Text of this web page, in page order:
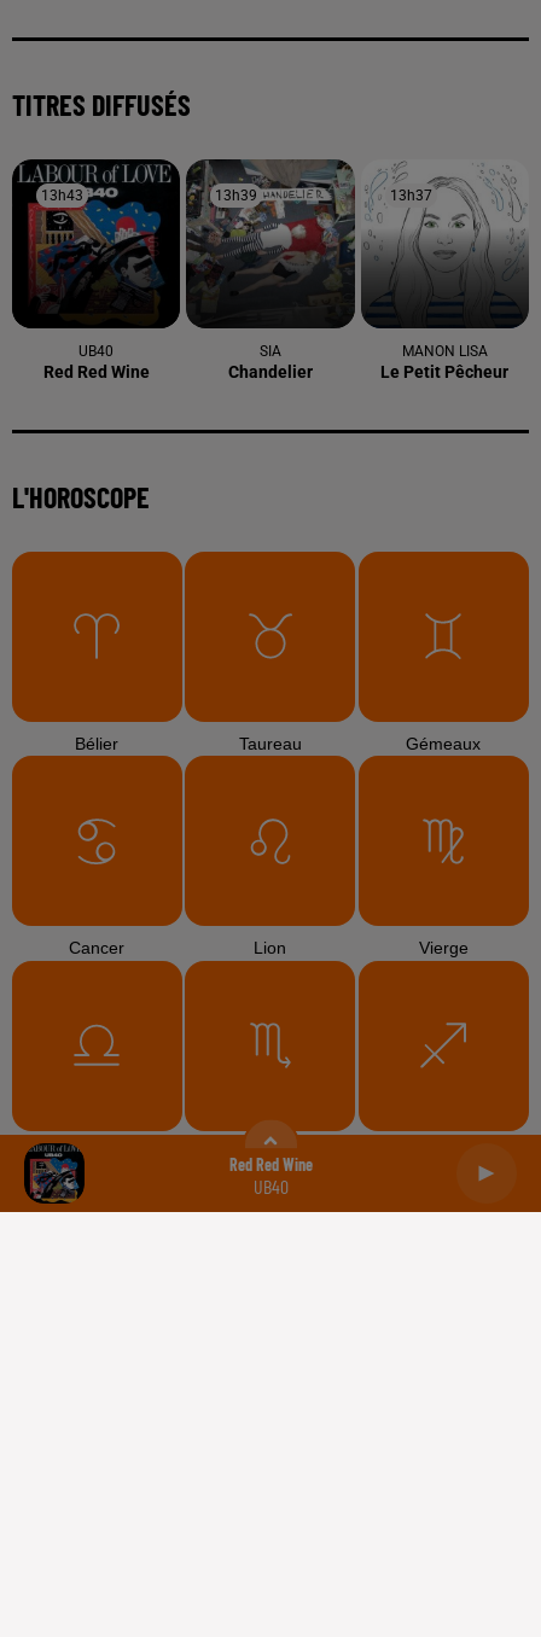
Red Red Wine
UB40
TITRES DIFFUSÉS
13h43
13h43
UB40
Red Red Wine
13h39
13h39
SIA
Chandelier
13h37
13h37
MANON LISA
Le Petit Pêcheur
L'HOROSCOPE
Bélier Taureau Gémeaux
Cancer Lion Vierge
Balance Scorpion